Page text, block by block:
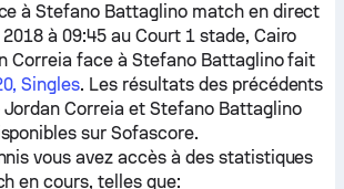
àStefano Battaglinomatch en direct
à 09:45 au Court 1 stade, Cairo
Correia face à Stefano Battaglinofait
Singles. Les résultats des précédents
Jordan Correia et Stefano Battaglino
sur Sofascore.
vous avez accès à des statistiques
en cours, telles que: